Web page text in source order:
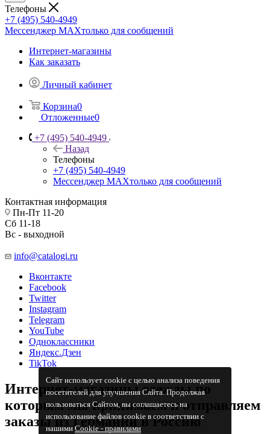
Сайт использует cookie с целью анализа поведения
посетителей для улучшения Сайта. Продолжая
пользоваться Сайтом, вы соглашаетесь на
использование файлов cookie в соответствии с
нашимиCookiе - правилами
Телефоны
+7 (495) 540-4949
Мессенджер МАХтолько для сообщений
Интернет-магазины
Как заказать
Личный кабинет
Корзина0
Отложенные0
+7 (495) 540-4949
Назад
Телефоны
+7 (495) 540-4949
Мессенджер МАХтолько для сообщений
Контактная информация
Пн-Пт 11-20
Сб 11-18
Вс - выходной
info@catalogi.ru
Вконтакте
Facebook
Twitter
Instagram
Telegram
YouTube
Одноклассники
Яндекс.Дзен
TikTok
Интернет-магазины одежды по
которым мы принимаем и отправляем
заказы из Германии в Россию